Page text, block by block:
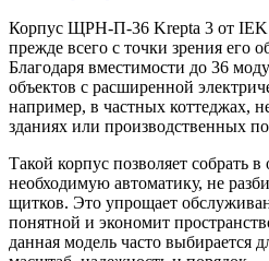
Корпус ЩРН-П-36 Krepta 3 от IEK
прежде всего с точки зрения его
Благодаря вместимости до 36
объектов с расширенной
например, в частных коттеджах,
зданиях или производственных
Такой корпус позволяет собрать
необходимую автоматику, не
щитков. Это упрощает
понятной и экономит
данная модель часто выбирается